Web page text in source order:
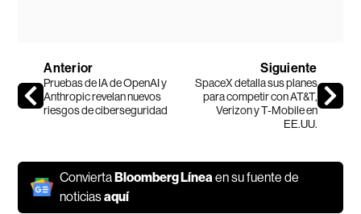
Anterior
Pruebas de IA de OpenAI y
Anthropic revelan nuevos
riesgos de ciberseguridad
Siguiente
SpaceX detalla sus planes
para competir con AT&T,
Verizon y T-Mobile en
EE.UU.
ConviertaBloomberg Línea en su fuente de
noticiasaquí